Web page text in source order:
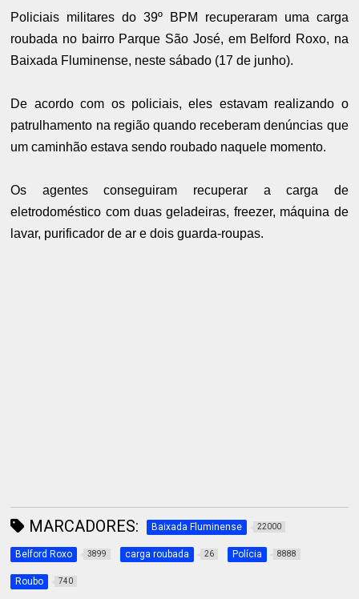
Policiais militares do 39º BPM recuperaram uma carga
roubada no bairro Parque São José, em Belford Roxo, na
Baixada Fluminense, neste sábado (17 de junho).
De acordo com os policiais, eles estavam realizando o
patrulhamento na região quando receberam denúncias que
um caminhão estava sendo roubado naquele momento.
Os agentes conseguiram recuperar a carga de
eletrodoméstico com duas geladeiras, freezer, máquina de
lavar, purificador de ar e dois guarda-roupas.
MARCADORES: Baixada Fluminense 22000
Belford Roxo 3899 carga roubada 26 Polícia 8888
Roubo 740